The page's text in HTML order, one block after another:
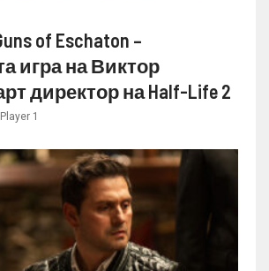
of Eschaton –
игра на Виктор
директор на Half-Life 2
Player 1